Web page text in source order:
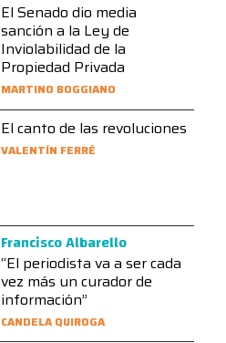
El Senado dio media
sanción a la Ley de
Inviolabilidad de la
Propiedad Privada
MARTINO BOGGIANO
El canto de las revoluciones
VALENTÍN FERRÉ
Francisco Albarello
“El periodista va a ser cada
vez más un curador de
información”
CANDELA QUIROGA